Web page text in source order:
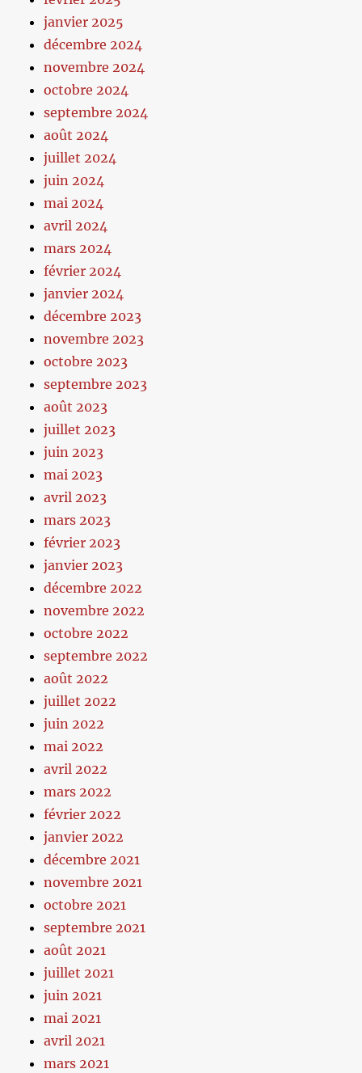
janvier 2025
décembre 2024
novembre 2024
octobre 2024
septembre 2024
août 2024
juillet 2024
juin 2024
mai 2024
avril 2024
mars 2024
février 2024
janvier 2024
décembre 2023
novembre 2023
octobre 2023
septembre 2023
août 2023
juillet 2023
juin 2023
mai 2023
avril 2023
mars 2023
février 2023
janvier 2023
décembre 2022
novembre 2022
octobre 2022
septembre 2022
août 2022
juillet 2022
juin 2022
mai 2022
avril 2022
mars 2022
février 2022
janvier 2022
décembre 2021
novembre 2021
octobre 2021
septembre 2021
août 2021
juillet 2021
juin 2021
mai 2021
avril 2021
mars 2021